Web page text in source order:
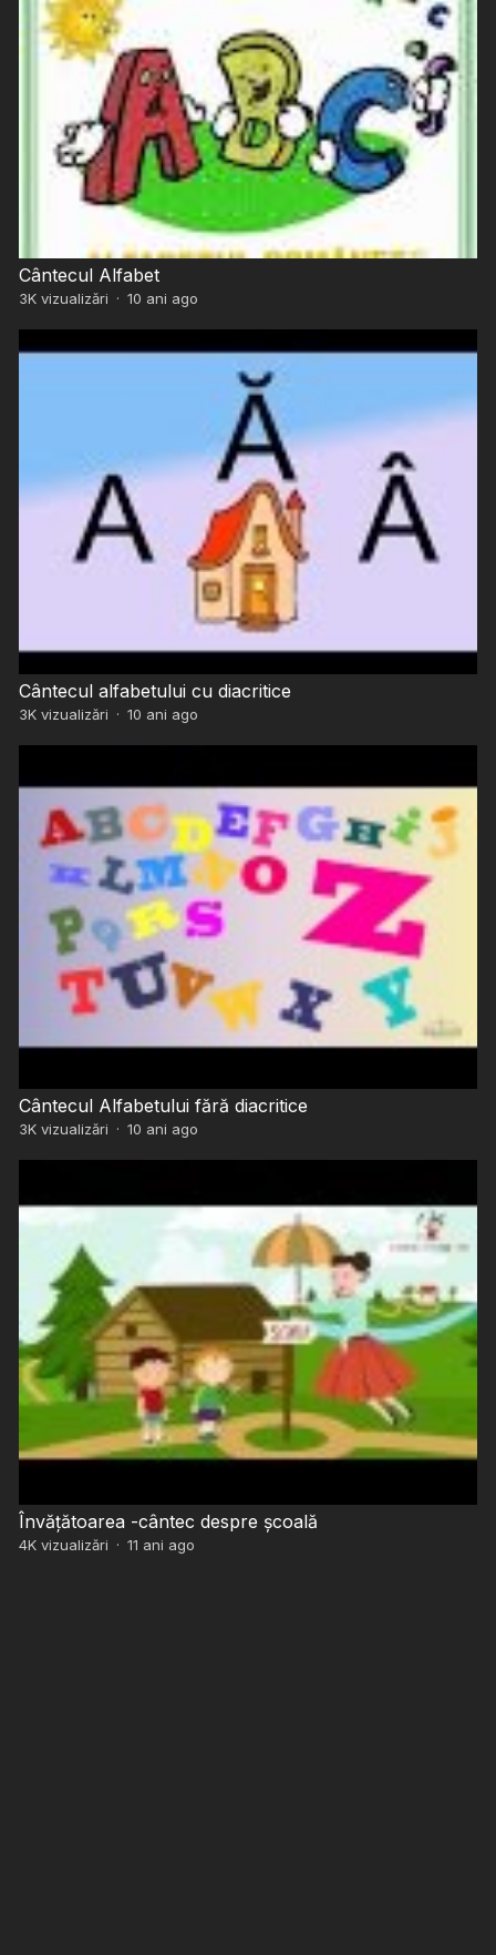
Cântecul Alfabet
3Kvizualizări · 10 ani ago
Cântecul alfabetului cu diacritice
3Kvizualizări · 10 ani ago
Cântecul Alfabetului fără diacritice
3Kvizualizări · 10 ani ago
Învățătoarea -cântec despre școală
4Kvizualizări · 11 ani ago